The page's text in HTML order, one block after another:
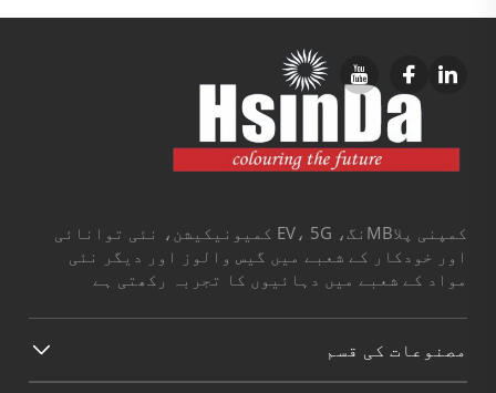
کمپنی پلاMBنگ، EV، 5G کمیونیکیشن، نئی توانائی
اور خودکار کے شعبے میں گیس والوز اور دیگر نئی
مواد کے شعبے میں دہائیوں کا تجربہ رکھتی ہے
مصنوعات کی قسم